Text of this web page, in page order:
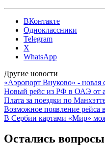
ВКонтакте
Одноклассники
Telegram
X
WhatsApp
Другие новости
«Аэропорт Внуково» -
Новый рейс из РФ в ОАЭ от
Плата за поездки по
Возможное появление
В Сербии картами «Мир»
Остались